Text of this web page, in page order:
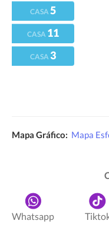
CASA5
CASA 11
CASA 3
Mapa Gráfico: Mapa
Whatsapp